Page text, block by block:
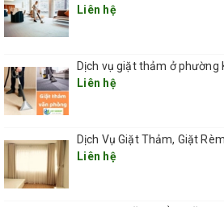
Liên hệ
Dịch vụ giặt thảm ở phường
Liên hệ
Liên hệ